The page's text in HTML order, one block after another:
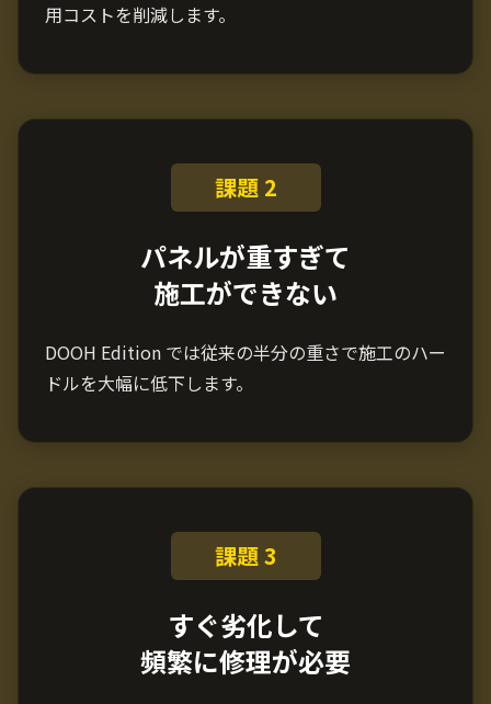
用コストを削減します。
課題 2
パネルが重すぎて
施工ができない
DOOH Edition では従来の半分の重さで施工のハー
ドルを大幅に低下します。
課題 3
すぐ劣化して
頻繁に修理が必要